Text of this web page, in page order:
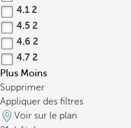
4.1 2
4.5 2
4.6 2
4.7 2
Plus Moins
Supprimer
Appliquer des filtres
Voir sur le plan